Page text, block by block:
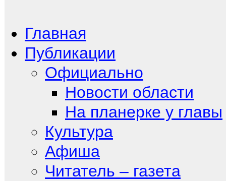
Главная
Публикации
Официально
Новости области
На планерке у главы
Культура
Афиша
Читатель – газета